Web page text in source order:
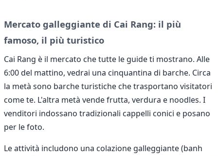
Mercato galleggiante di Cai Rang: il più
famoso, il più turistico
Cai Rang è il mercato che tutte le guide ti mostrano. Alle
6:00 del mattino, vedrai una cinquantina di barche. Circa
la metà sono barche turistiche che trasportano visitatori
come te. L'altra metà vende frutta, verdura e noodles. I
venditori indossano tradizionali cappelli conici e posano
per le foto.
Le attività includono una colazione galleggiante (banh